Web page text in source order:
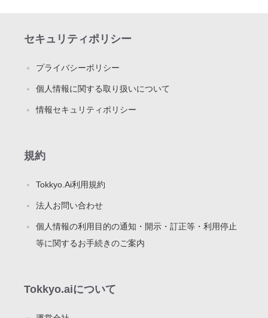
セキュリティポリシー
プライバシーポリシー
個人情報に関する取り扱いについて
情報セキュリティポリシー
規約
Tokkyo.Ai利用規約
法人お問い合わせ
個人情報の利用目的の通知・開示・訂正等・利用停止
等に関するお手続きのご案内
Tokkyo.aiについて